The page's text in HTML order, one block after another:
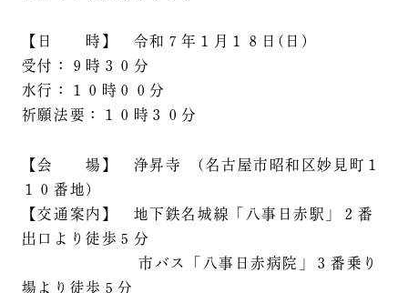
【日 時】 令和７年１月１８日(日)
受付：９時３０分
水行：１０時００分
祈願法要：１０時３０分
【会 場】 浄昇寺 (名古屋市昭和区妙見町１
１０番地)
【交通案内】 地下鉄名城線「八事日赤駅」２番
出口より徒歩５分
市バス「八事日赤病院」３番乗り
場より徒歩５分